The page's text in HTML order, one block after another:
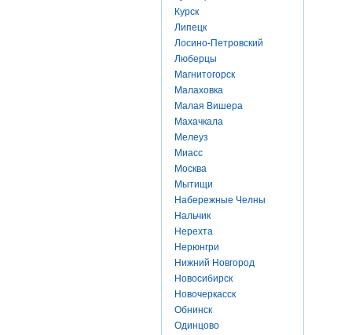
Курск
Липецк
Лосино-Петровский
Люберцы
Магнитогорск
Малаховка
Малая Вишера
Махачкала
Мелеуз
Миасс
Москва
Мытищи
Набережные Челны
Нальчик
Нерехта
Нерюнгри
Нижний Новгород
Новосибирск
Новочеркасск
Обнинск
Одинцово